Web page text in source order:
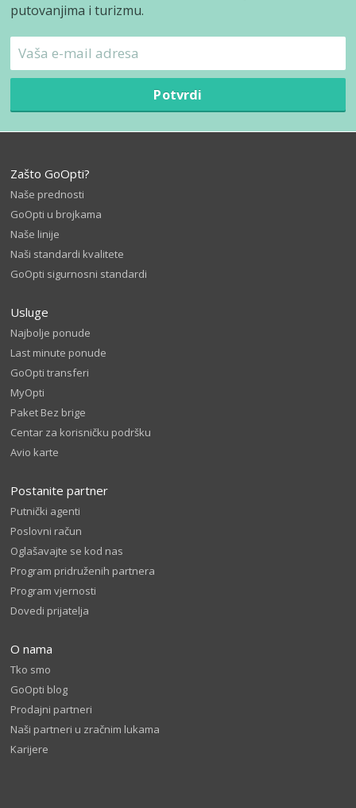
putovanjima i turizmu.
Potvrdi
Zašto GoOpti?
Naše prednosti
GoOpti u brojkama
Naše linije
Naši standardi kvalitete
GoOpti sigurnosni standardi
Usluge
Najbolje ponude
Last minute ponude
GoOpti transferi
MyOpti
Paket Bez brige
Centar za korisničku podršku
Avio karte
Postanite partner
Putnički agenti
Poslovni račun
Oglašavajte se kod nas
Program pridruženih partnera
Program vjernosti
Dovedi prijatelja
O nama
Tko smo
GoOpti blog
Prodajni partneri
Naši partneri u zračnim lukama
Karijere